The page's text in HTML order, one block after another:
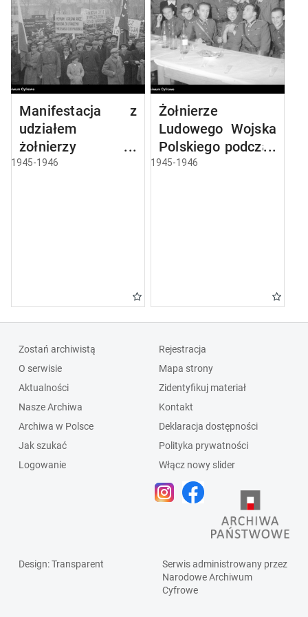
Manifestacja z
udziałem
żołnierzy w
Lublinie
1945-1946
Żołnierze
Ludowego Wojska
Polskiego podczas
przyjęcia
1945-1946
Zostań archiwistą
O serwisie
Aktualności
Nasze Archiwa
Archiwa w Polsce
Jak szukać
Logowanie
Rejestracja
Mapa strony
Zidentyfikuj materiał
Kontakt
Deklaracja dostępności
Polityka prywatności
Włącz nowy slider
Design: Transparent
Serwis administrowany przez
Narodowe Archiwum
Cyfrowe